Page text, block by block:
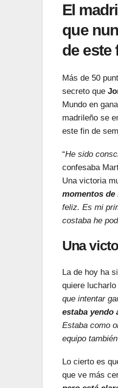
El
que
de este
Más de 50
secreto que
Mundo en
madrileño se
este fin de
“He sido
confesaba
Una victoria
momentos
feliz. Es mi
costaba he
Una
La de hoy ha
quiere
que intentar
estaba yendo
Estaba como
equipo
Lo cierto es
que ve más